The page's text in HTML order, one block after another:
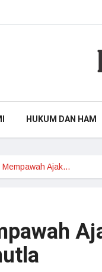
HUKUM DAN HAM
Mempawah Ajak…